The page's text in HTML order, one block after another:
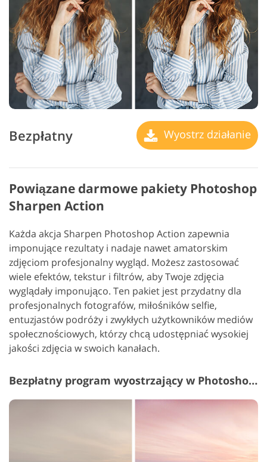
Bezpłatny Wyostrz działanie
Powiązane darmowe pakiety Photoshop
Sharpen Action
Każda akcja Sharpen Photoshop Action zapewnia
imponujące rezultaty i nadaje nawet amatorskim
zdjęciom profesjonalny wygląd. Możesz zastosować
wiele efektów, tekstur i filtrów, aby Twoje zdjęcia
wyglądały imponująco. Ten pakiet jest przydatny dla
profesjonalnych fotografów, miłośników selfie,
entuzjastów podróży i zwykłych użytkowników mediów
społecznościowych, którzy chcą udostępniać wysokiej
jakości zdjęcia w swoich kanałach.
Bezpłatny program wyostrzający w Photoshopie #7 "Light"